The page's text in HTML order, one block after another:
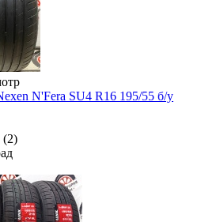
N'Fera SU4 R16 195/55 б/у
(2)